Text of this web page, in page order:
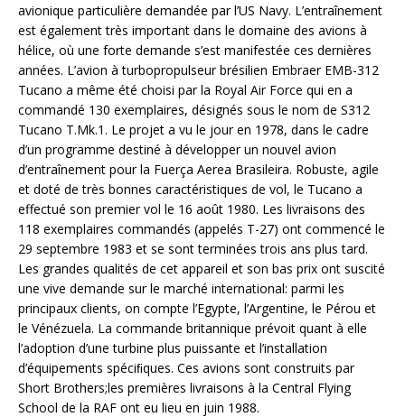
avionique particulière demandée par l’US Navy. L’entraînement
est également très important dans le domaine des avions à
hélice, où une forte demande s’est manifestée ces dernières
années. L’avion à turbopropulseur brésilien Embraer EMB-312
Tucano a même été choisi par la Royal Air Force qui en a
commandé 130 exemplaires, désignés sous le nom de S312
Tucano T.Mk.1. Le projet a vu le jour en 1978, dans le cadre
d’un programme destiné à développer un nouvel avion
d’entraînement pour la Fuerça Aerea Brasileira. Robuste, agile
et doté de très bonnes caractéristiques de vol, le Tucano a
effectué son premier vol le 16 août 1980. Les livraisons des
118 exemplaires commandés (appelés T-27) ont commencé le
29 septembre 1983 et se sont terminées trois ans plus tard.
Les grandes qualités de cet appareil et son bas prix ont suscité
une vive demande sur le marché international: parmi les
principaux clients, on compte l’Egypte, l’Argentine, le Pérou et
le Vénézuela. La commande britannique prévoit quant à elle
l’adoption d’une turbine plus puissante et l’installation
d’équipements spéciﬁques. Ces avions sont construits par
Short Brothers;les premières livraisons à la Central Flying
School de la RAF ont eu lieu en juin 1988.